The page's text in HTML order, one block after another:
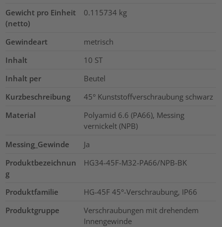
Gewicht pro Einheit
(netto)
0.115734 kg
Gewindeart
metrisch
Inhalt
10 ST
Inhalt per
Beutel
Kurzbeschreibung
45° Kunststoffverschraubung schwarz
Material
Polyamid 6.6 (PA66), Messing
vernickelt (NPB)
Messing_Gewinde
Ja
Produktbezeichnun
g
HG34-45F-M32-PA66/NPB-BK
Produktfamilie
HG-45F 45°-Verschraubung, IP66
Produktgruppe
Verschraubungen mit drehendem
Innengewinde